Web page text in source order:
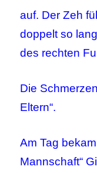
auf. Der Zeh
doppelt so
des rechten
Die
Eltern“.
Am Tag
Mannschaft“